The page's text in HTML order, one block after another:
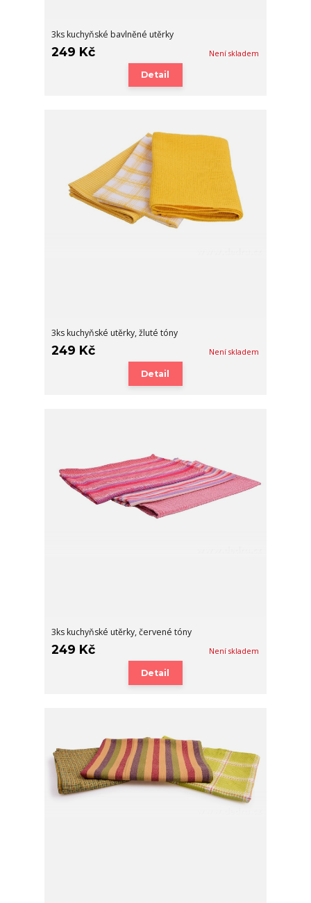
3ks kuchyňské bavlněné utěrky
249 Kč Není skladem
Detail
3ks kuchyňské utěrky, žluté tóny
249 Kč Není skladem
Detail
3ks kuchyňské utěrky, červené tóny
249 Kč Není skladem
Detail